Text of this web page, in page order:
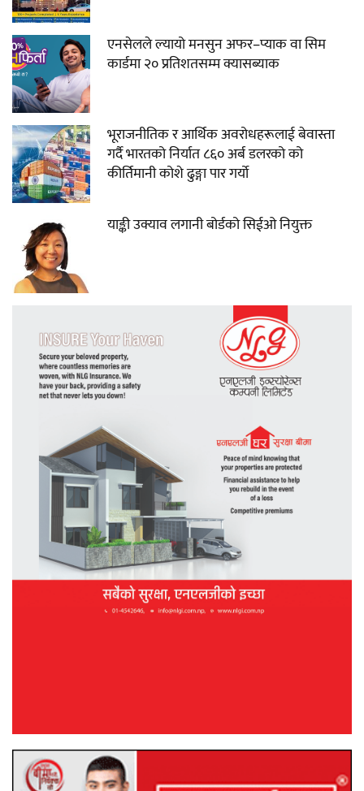
एनसेलले ल्यायो मनसुन अफर–प्याक वा सिम
कार्डमा २० प्रतिशतसम्म क्यासब्याक
भूराजनीतिक र आर्थिक अवरोधहरूलाई बेवास्ता
गर्दै भारतको निर्यात ८६० अर्ब डलरको को
कीर्तिमानी कोशे ढुङ्गा पार गर्यो
याङ्की उक्याव लगानी बोर्डको सिईओ नियुक्त